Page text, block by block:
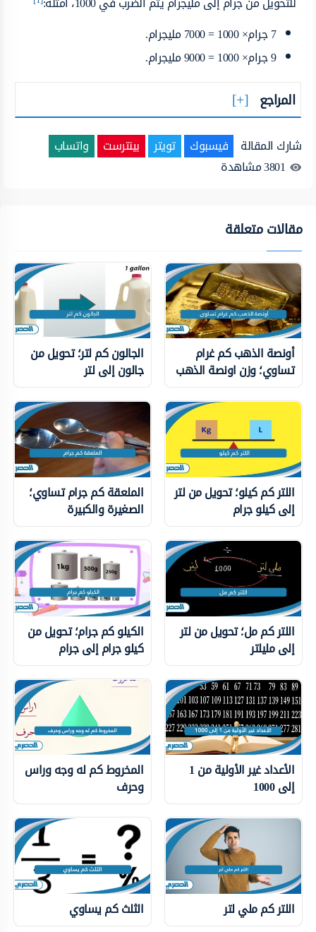
7 جرام× 1000 = 7000 مليجرام.
9 جرام× 1000 = 9000 مليجرام.
المراجع
شارك المقالة فيسبوك تويتر بينترست
واتساب
3801مشاهدة
مقالات متعلقة
أونصة الذهب كم غرام
تساوي؛ وزن اونصة الذهب
الجالون كم لتر؛ تحويل من
جالون إلى لتر
اللتر كم كيلو؛ تحويل من لتر
إلى كيلو جرام
الملعقة كم جرام تساوي؛
الصغيرة والكبيرة
اللتر كم مل؛ تحويل من لتر
إلى مليلتر
الكيلو كم جرام؛ تحويل من
كيلو جرام إلى جرام
الأعداد غير الأولية من 1
إلى 1000
المخروط كم له وجه وراس
وحرف
اللتر كم ملي لتر الثلث كم يساوي